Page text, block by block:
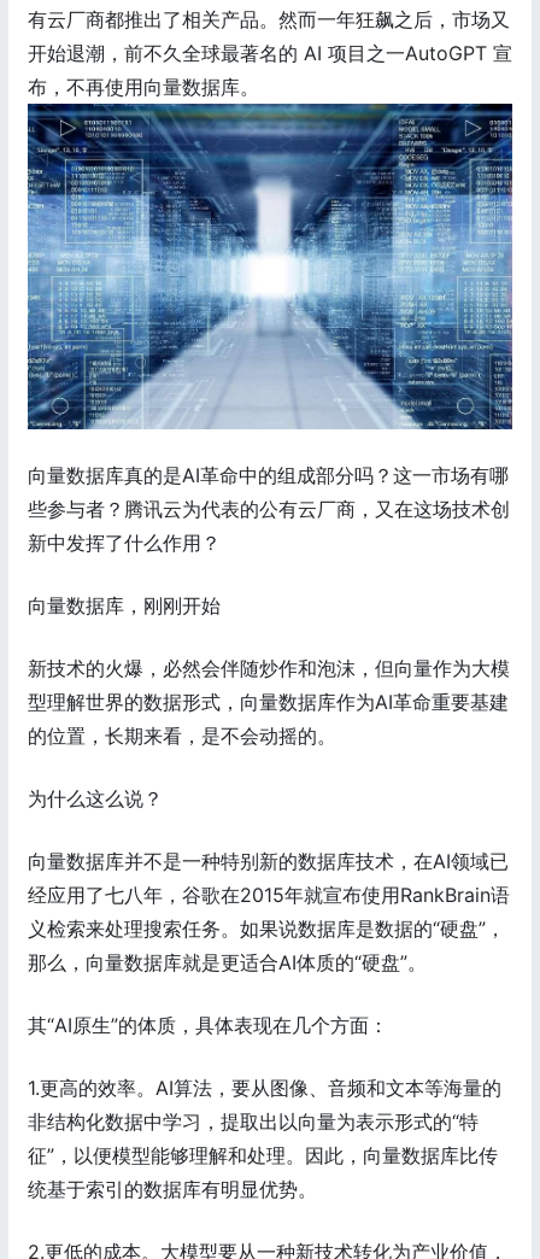
有云厂商都推出了相关产品。然而一年狂飙之后，市场又
开始退潮，前不久全球最著名的 AI 项目之一AutoGPT 宣
布，不再使用向量数据库。
向量数据库真的是AI革命中的组成部分吗？这一市场有哪
些参与者？腾讯云为代表的公有云厂商，又在这场技术创
新中发挥了什么作用？
向量数据库，刚刚开始
新技术的火爆，必然会伴随炒作和泡沫，但向量作为大模
型理解世界的数据形式，向量数据库作为AI革命重要基建
的位置，长期来看，是不会动摇的。
为什么这么说？
向量数据库并不是一种特别新的数据库技术，在AI领域已
经应用了七八年，谷歌在2015年就宣布使用RankBrain语
义检索来处理搜索任务。如果说数据库是数据的“硬盘”，
那么，向量数据库就是更适合AI体质的“硬盘”。
其“AI原生”的体质，具体表现在几个方面：
1.更高的效率。AI算法，要从图像、音频和文本等海量的
非结构化数据中学习，提取出以向量为表示形式的“特
征”，以便模型能够理解和处理。因此，向量数据库比传
统基于索引的数据库有明显优势。
2.更低的成本。大模型要从一种新技术转化为产业价值，